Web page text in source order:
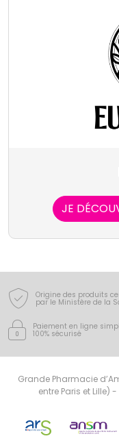
JE
Origine des produits
par le Ministère de la
Paiement en ligne
100% sécurisé
Grande Pharmacie
entre Paris et Lille)